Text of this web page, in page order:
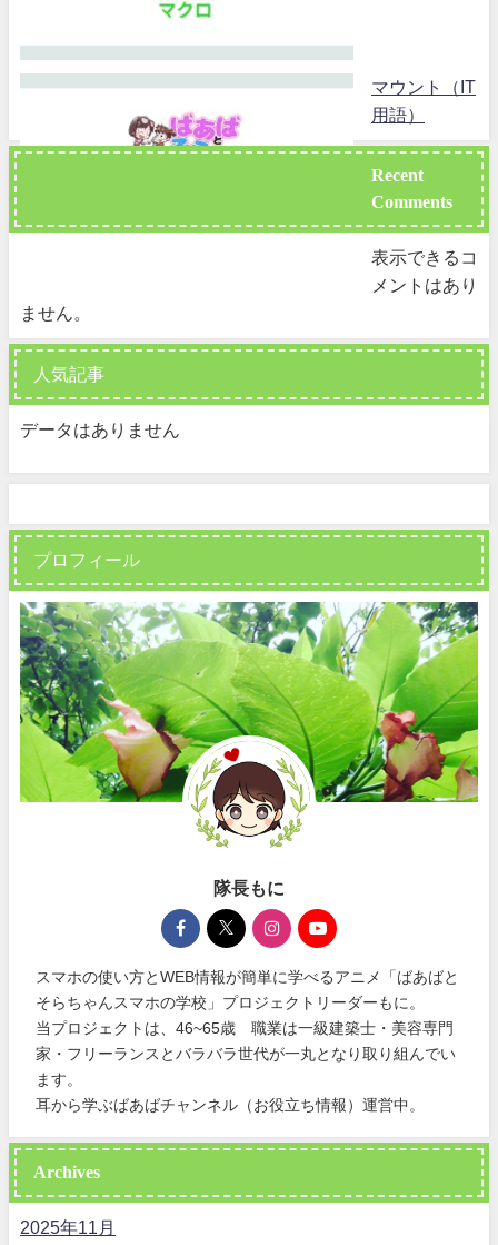
マウント（IT
用語）
Recent
Comments
表示できるコ
メントはあり
ません。
人気記事
データはありません
プロフィール
隊長もに
スマホの使い方とWEB情報が簡単に学べるアニメ「ばあばと
そらちゃんスマホの学校」プロジェクトリーダーもに。
当プロジェクトは、46~65歳 職業は一級建築士・美容専門
家・フリーランスとバラバラ世代が一丸となり取り組んでい
ます。
耳から学ぶばあばチャンネル（お役立ち情報）運営中。
Archives
2025年11月